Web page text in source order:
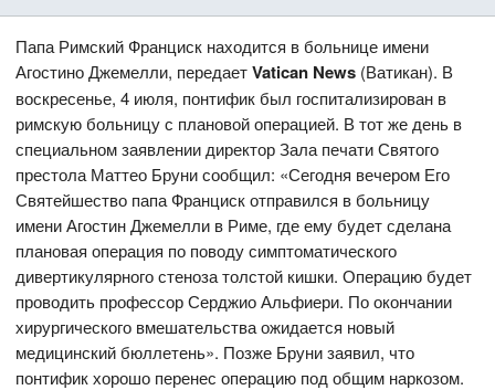
Папа Римский Франциск находится в больнице имени
Агостино Джемелли, передаетVatican News (Ватикан). В
воскресенье, 4 июля, понтифик был госпитализирован в
римскую больницу с плановой операцией. В тот же день в
специальном заявлении директор Зала печати Святого
престола Маттео Бруни сообщил: «Сегодня вечером Его
Святейшество папа Франциск отправился в больницу
имени Агостин Джемелли в Риме, где ему будет сделана
плановая операция по поводу симптоматического
дивертикулярного стеноза толстой кишки. Операцию будет
проводить профессор Серджио Альфиери. По окончании
хирургического вмешательства ожидается новый
медицинский бюллетень». Позже Бруни заявил, что
понтифик хорошо перенес операцию под общим наркозом.